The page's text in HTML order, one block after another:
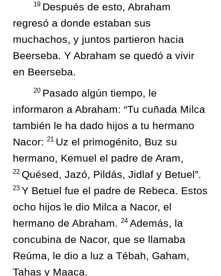
19 Después de esto, Abraham
regresó a donde estaban sus
muchachos, y juntos partieron hacia
Beerseba. Y Abraham se quedó a vivir
en Beerseba.
20 Pasado algún tiempo, le
informaron a Abraham: “Tu cuñada Milca
también le ha dado hijos a tu hermano
Nacor: 21 Uz el primogénito, Buz su
hermano, Kemuel el padre de Aram,
22 Quésed, Jazó, Pildás, Jidlaf y Betuel”.
23 Y Betuel fue el padre de Rebeca. Estos
ocho hijos le dio Milca a Nacor, el
hermano de Abraham. 24 Además, la
concubina de Nacor, que se llamaba
Reúma, le dio a luz a Tébah, Gaham,
Tahas y Maaca.